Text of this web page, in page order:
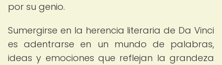
por su genio.
Sumergirse en la herencia literaria de Da Vinci
es adentrarse en un mundo de palabras,
ideas y emociones que reflejan la grandeza